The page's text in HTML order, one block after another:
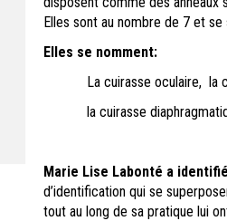
Elles sont au nombre de 7 et
Elles se nomment:
La cuirasse oculaire, la
la cuirasse
Marie Lise Labonté a
d’identification qui se
tout au long de sa pratique lui